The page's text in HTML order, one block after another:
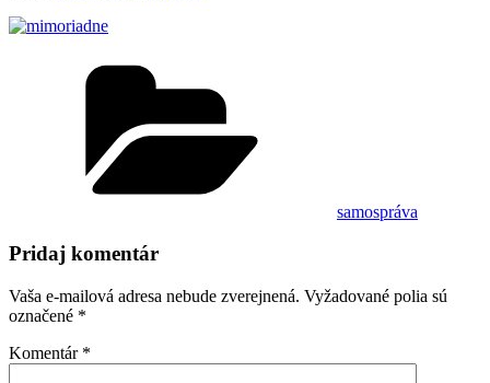
samospráva
Pridaj komentár
Vaša e-mailová adresa nebude zverejnená. Vyžadované polia sú
označené *
Komentár *